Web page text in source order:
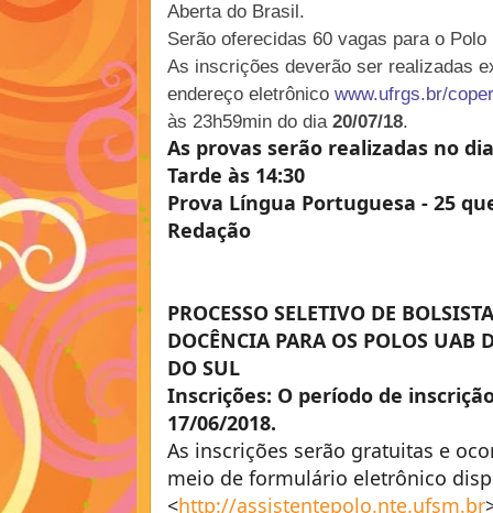
Aberta do Brasil.
Serão oferecidas 60 vagas para o Polo
As inscrições deverão ser realizadas
endereço eletrônico www.ufrgs.br/
às 23h59min do dia 20/07/18.
As provas serão realizadas no
Tarde às 14:30
Prova Língua Portuguesa - 25
Redação
PROCESSO SELETIVO DE
DOCÊNCIA PARA OS POLOS UAB
DO SUL
Inscrições: O período de
17/06/2018.
As inscrições serão gratuitas e
meio de formulário eletrônico
<http://assistentepolo.nte.ufsm.br